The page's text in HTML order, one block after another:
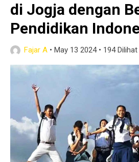
di Jogja dengan
Pendidikan
Fajar A • May 13 2024• 194 Dilihat